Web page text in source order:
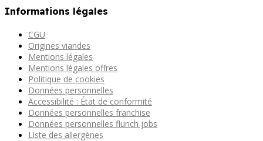
Informations légales
CGU
Origines viandes
Mentions légales
Mentions légales offres
Politique de cookies
Données personnelles
Accessibilité : État de conformité
Données personnelles franchise
Données personnelles flunch jobs
Liste des allergènes